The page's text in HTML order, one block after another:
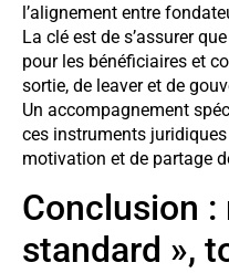
l’alignement entre
La clé est de s’assurer
pour les bénéficiaires et
sortie, de leaver et de
Un accompagnement
ces instruments
motivation et de partage
Conclusion :
standard »,